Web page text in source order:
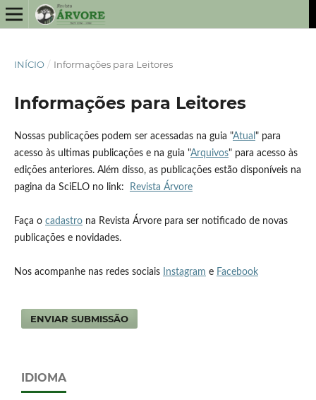
INÍCIO / Informações para Leitores
Informações para Leitores
Nossas publicações podem ser acessadas na guia "Atual " para
acesso às ultimas publicações e na guia "Arquivos" para acesso às
edições anteriores. Além disso, as publicações estão disponíveis na
pagina da SciELO no link:
Revista Árvore
Faça o cadastrona Revista Árvore para ser notificado de novas
publicações e novidades.
Nos acompanhe nas redes sociais Instagram e Facebook
ENVIAR SUBMISSÃO
IDIOMA